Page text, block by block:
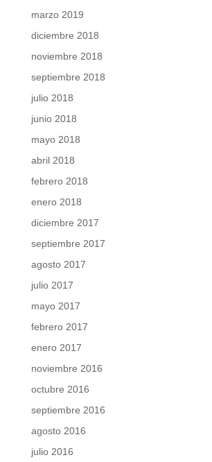
marzo 2019
diciembre 2018
noviembre 2018
septiembre 2018
julio 2018
junio 2018
mayo 2018
abril 2018
febrero 2018
enero 2018
diciembre 2017
septiembre 2017
agosto 2017
julio 2017
mayo 2017
febrero 2017
enero 2017
noviembre 2016
octubre 2016
septiembre 2016
agosto 2016
julio 2016